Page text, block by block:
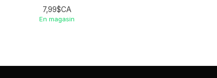
7,99$CA
En magasin